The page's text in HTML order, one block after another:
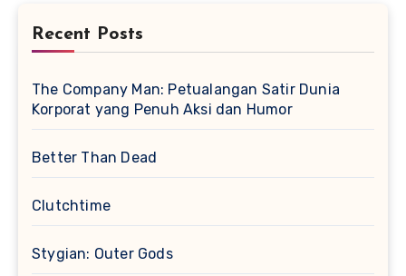
Recent Posts
The Company Man: Petualangan Satir Dunia
Korporat yang Penuh Aksi dan Humor
Better Than Dead
Clutchtime
Stygian: Outer Gods